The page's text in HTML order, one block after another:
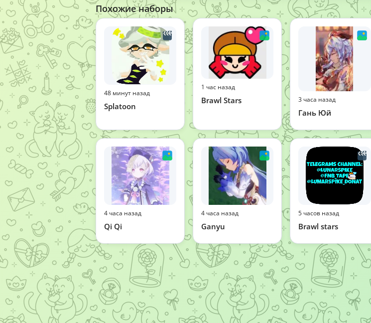
Похожие наборы
48 минут назад
Splatoon
1 час назад
Brawl Stars 3 часа назад
Гань Юй
4 часа назад
Qi Qi
4 часа назад
Ganyu
5 часов назад
Brawl stars